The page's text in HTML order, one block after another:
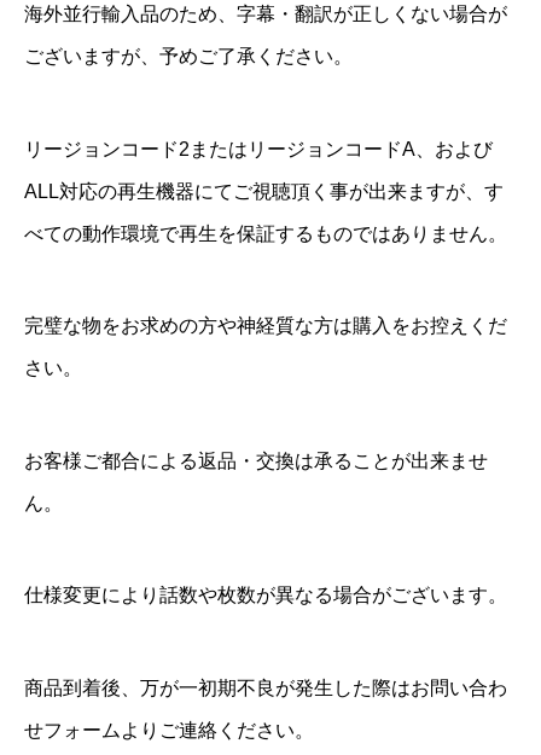
B
l
-
海外並行輸入品のため、字幕・翻訳が正しくない場合が
ございますが、予めご了承ください。
リージョンコード2またはリージョンコードA、および
ALL対応の再生機器にてご視聴頂く事が出来ますが、す
べての動作環境で再生を保証するものではありません。
完璧な物をお求めの方や神経質な方は購入をお控えくだ
さい。
お客様ご都合による返品・交換は承ることが出来ませ
ん。
仕様変更により話数や枚数が異なる場合がございます。
商品到着後、万が一初期不良が発生した際はお問い合わ
せフォームよりご連絡ください。